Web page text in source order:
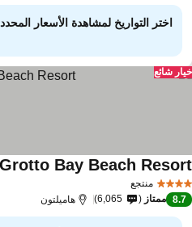
اختر التواريخ لمشاهدة الأسعار المحددة
شائع
منتجع
Grotto Bay Beach
8.7 ممتاز 6,065 هاميلتون